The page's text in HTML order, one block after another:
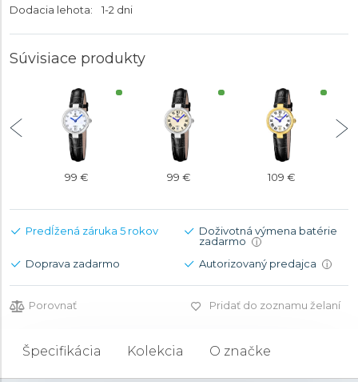
Dodacia lehota:
1-2 dni
Súvisiace produkty
99 € 99 € 109 €
Predĺžená záruka 5 rokov
Doživotná výmena batérie
zadarmo
i
Doprava zadarmo Autorizovaný predajca i
Porovnať Pridať do zoznamu želaní
Špecifikácia Kolekcia O značke